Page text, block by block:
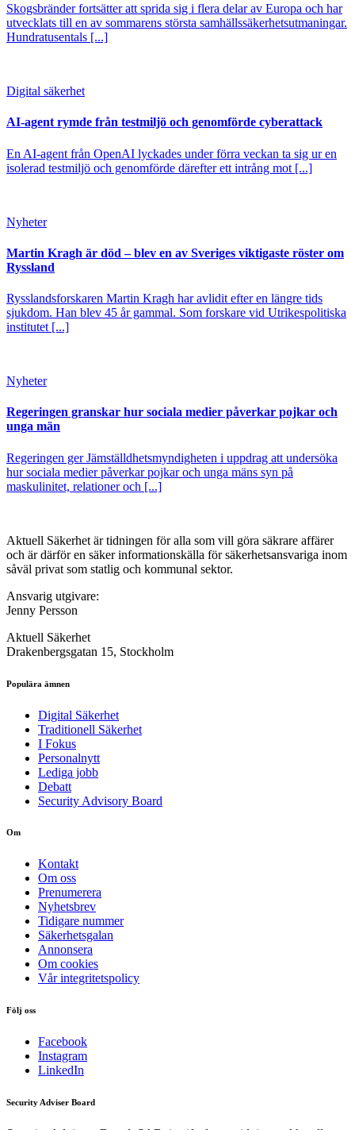
Skogsbränder fortsätter att sprida sig i flera delar av Europa och har
utvecklats till en av sommarens största samhällssäkerhetsutmaningar.
Hundratusentals [...]
Digital säkerhet
AI-agent rymde från testmiljö och genomförde cyberattack
En AI-agent från OpenAI lyckades under förra veckan ta sig ur en
isolerad testmiljö och genomförde därefter ett intrång mot [...]
Nyheter
Martin Kragh är död – blev en av Sveriges viktigaste röster om
Ryssland
Rysslandsforskaren Martin Kragh har avlidit efter en längre tids
sjukdom. Han blev 45 år gammal. Som forskare vid Utrikespolitiska
institutet [...]
Nyheter
Regeringen granskar hur sociala medier påverkar pojkar och
unga män
Regeringen ger Jämställdhetsmyndigheten i uppdrag att undersöka
hur sociala medier påverkar pojkar och unga mäns syn på
maskulinitet, relationer och [...]
Aktuell Säkerhet är tidningen för alla som vill göra säkrare affärer
och är därför en säker informationskälla för säkerhets­ansvariga inom
såväl privat som statlig och kommunal sektor.
Ansvarig utgivare:
Jenny Persson
Aktuell Säkerhet
Drakenbergsgatan 15, Stockholm
Populära ämnen
Digital Säkerhet
Traditionell Säkerhet
I Fokus
Personalnytt
Lediga jobb
Debatt
Security Advisory Board
Om
Kontakt
Om oss
Prenumerera
Nyhetsbrev
Tidigare nummer
Säkerhetsgalan
Annonsera
Om cookies
Vår integritetspolicy
Följ oss
Facebook
Instagram
LinkedIn
Security Adviser Board